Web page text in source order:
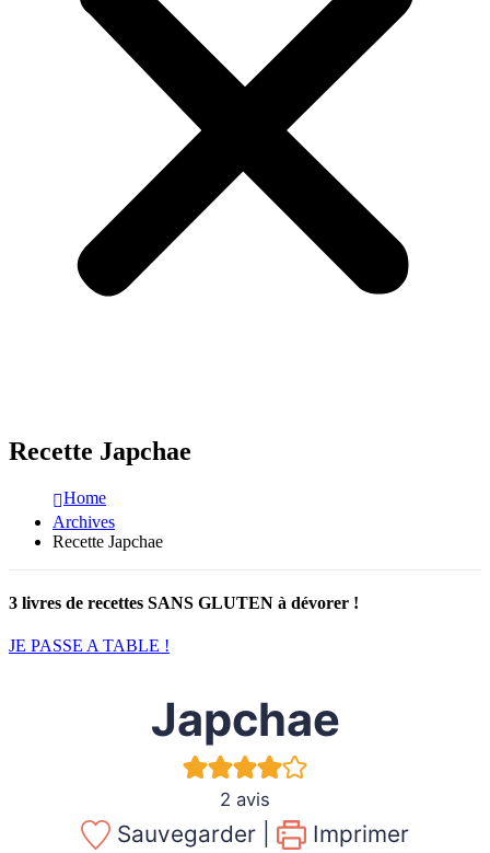
Recette Japchae
Home
Archives
Recette Japchae
3 livres de recettes SANS GLUTEN à dévorer !
JE PASSE A TABLE !
Japchae
2 avis
Sauvegarder | Imprimer